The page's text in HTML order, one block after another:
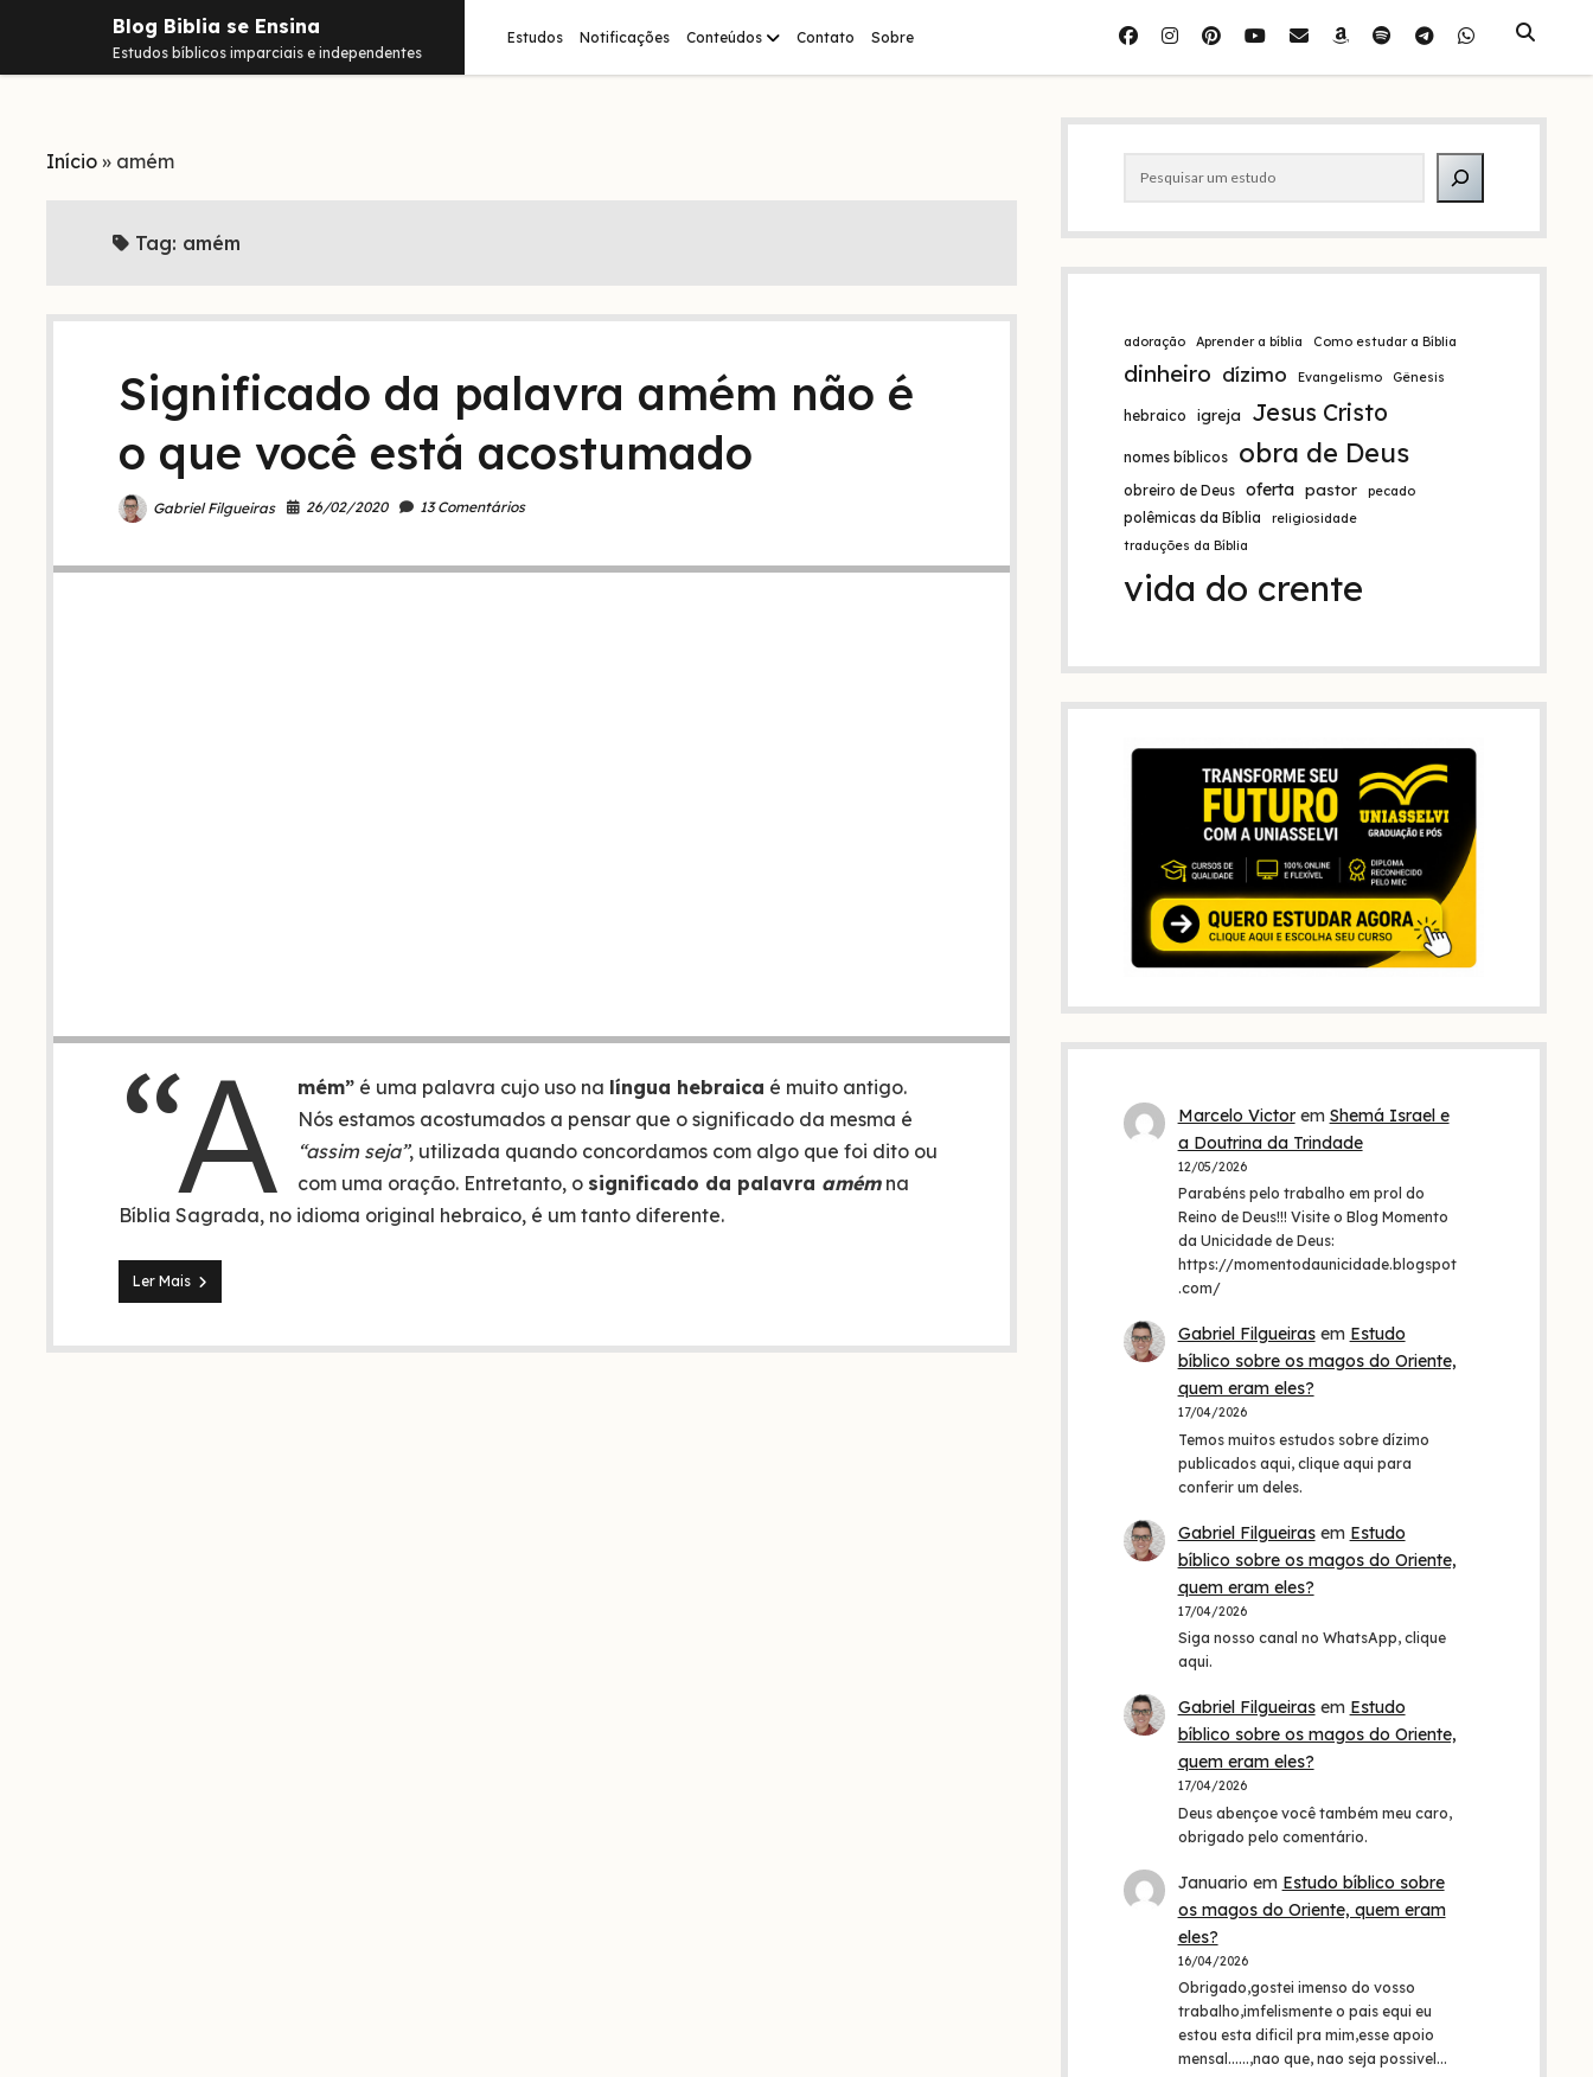
Blog Biblia se Ensina
Estudos bíblicos imparciais e independentes
Estudos Notificações Conteúdos abrirContato Sobre facebookinstagram
pinterestyoutube
e-
amazon
spotifytelegram
whatsapp
Início » amém
Tag: amém
Significado da palavra amém não é
o que você está acostumado
Gabriel Filgueiras 26/02/2020 13 Comentários
“A mém”é uma palavra cujo uso na língua hebraica é muito antigo.
Nós estamos acostumados a pensar que o significado da mesma é
“assim seja”, utilizada quando concordamos com algo que foi dito ou
com uma oração. Entretanto, o significado da palavra amém na
Bíblia Sagrada, no idioma original hebraico, é um tanto diferente.
Ler MaisSignificado
da
amém
Barra
lateral
adoração Aprender a bíblia Como estudar a Bíblia
dinheiro dízimo Evangelismo Gênesis
hebraico igreja Jesus Cristo
nomes bíblicos obra de Deus
obreiro de Deus oferta pastor pecado
polêmicas da Bíblia
religiosidade
traduções da Bíblia
vida do crente
Marcelo Victorem Shemá Israel e
a Doutrina da Trindade
12/05/2026
Parabéns pelo trabalho em prol do
Reino de Deus!!! Visite o Blog Momento
da Unicidade de Deus:
https://momentodaunicidade.blogspot
.com/
Gabriel Filgueirasem Estudo
bíblico sobre os magos do Oriente,
quem eram eles?
17/04/2026
Temos muitos estudos sobre dízimo
publicados aqui, clique aqui para
conferir um deles.
Gabriel Filgueirasem Estudo
bíblico sobre os magos do Oriente,
quem eram eles?
17/04/2026
Siga nosso canal no WhatsApp, clique
aqui.
Gabriel Filgueirasem Estudo
bíblico sobre os magos do Oriente,
quem eram eles?
17/04/2026
Deus abençoe você também meu caro,
obrigado pelo comentário.
Januario em Estudo bíblico sobre
os magos do Oriente, quem eram
eles?
16/04/2026
Obrigado,gostei imenso do vosso
trabalho,imfelismente o pais equi eu
estou esta dificil pra mim,esse apoio
mensal......,nao que, nao seja possivel…